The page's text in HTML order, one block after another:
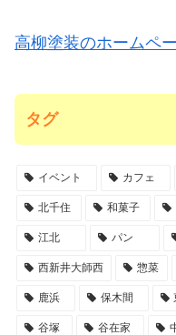
高柳塗装のホームペ
タグ
イベント カフェ
北千住 和菓子
江北 パン
西新井大師西 惣菜
鹿浜 保木間
谷塚 谷在家